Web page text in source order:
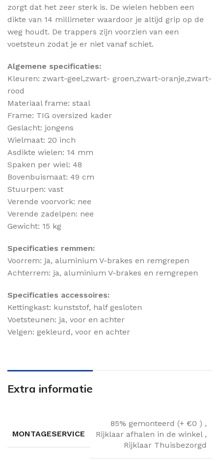
zorgt dat het zeer sterk is. De wielen hebben een
dikte van 14 millimeter waardoor je altijd grip op de
weg houdt. De trappers zijn voorzien van een
voetsteun zodat je er niet vanaf schiet.
Algemene specificaties:
Kleuren: zwart-geel,zwart- groen,zwart-oranje,zwart-
rood
Materiaal frame: staal
Frame: TIG oversized kader
Geslacht: jongens
Wielmaat: 20 inch
Asdikte wielen: 14 mm
Spaken per wiel: 48
Bovenbuismaat: 49 cm
Stuurpen: vast
Verende voorvork: nee
Verende zadelpen: nee
Gewicht: 15 kg
Specificaties remmen:
Voorrem: ja, aluminium V-brakes en remgrepen
Achterrem: ja, aluminium V-brakes en remgrepen
Specificaties accessoires:
Kettingkast: kunststof, half gesloten
Voetsteunen: ja, voor en achter
Velgen: gekleurd, voor en achter
Extra informatie
MONTAGESERVICE
85% gemonteerd (+ €0 ) ,
Rijklaar afhalen in de winkel ,
Rijklaar Thuisbezorgd